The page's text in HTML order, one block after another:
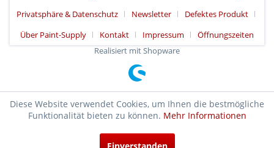
Privatsphäre & Datenschutz
Newsletter
Defektes Produkt
Über Paint-Supply
Kontakt Impressum
Öffnungszeiten
Realisiert mit Shopware
Diese Website verwendet Cookies, um Ihnen die bestmögliche
Funktionalität bieten zu können. Mehr Informationen